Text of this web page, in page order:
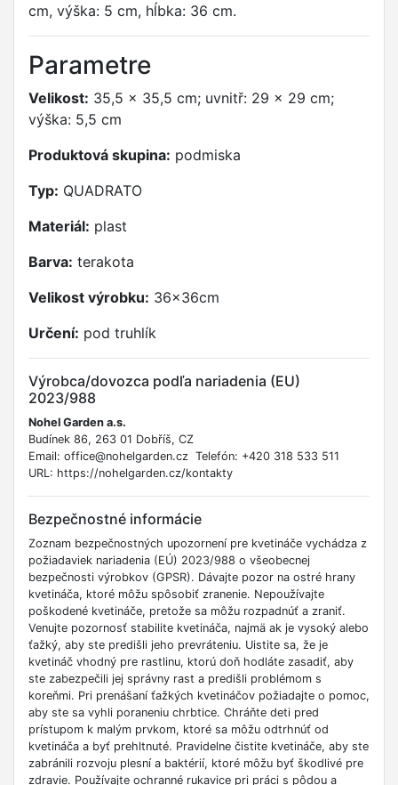
cm, výška: 5 cm, hĺbka: 36 cm.
Parametre
Velikost: 35,5 x 35,5 cm; uvnitř: 29 x 29 cm;
výška: 5,5 cm
Produktová skupina: podmiska
Typ: QUADRATO
Materiál: plast
Barva: terakota
Velikost výrobku: 36x36cm
Určení: pod truhlík
Výrobca/dovozca podľa nariadenia (EU)
2023/988
Nohel Garden a.s.
Budínek 86, 263 01 Dobříš, CZ
Email: office@nohelgarden.cz Telefón: +420 318 533 511
URL: https://nohelgarden.cz/kontakty
Bezpečnostné informácie
Zoznam bezpečnostných upozornení pre kvetináče vychádza z
požiadaviek nariadenia (EÚ) 2023/988 o všeobecnej
bezpečnosti výrobkov (GPSR). Dávajte pozor na ostré hrany
kvetináča, ktoré môžu spôsobiť zranenie. Nepoužívajte
poškodené kvetináče, pretože sa môžu rozpadnúť a zraniť.
Venujte pozornosť stabilite kvetináča, najmä ak je vysoký alebo
ťažký, aby ste predišli jeho prevráteniu. Uistite sa, že je
kvetináč vhodný pre rastlinu, ktorú doň hodláte zasadiť, aby
ste zabezpečili jej správny rast a predišli problémom s
koreňmi. Pri prenášaní ťažkých kvetináčov požiadajte o pomoc,
aby ste sa vyhli poraneniu chrbtice. Chráňte deti pred
prístupom k malým prvkom, ktoré sa môžu odtrhnúť od
kvetináča a byť prehltnuté. Pravidelne čistite kvetináče, aby ste
zabránili rozvoju plesní a baktérií, ktoré môžu byť škodlivé pre
zdravie. Používajte ochranné rukavice pri práci s pôdou a